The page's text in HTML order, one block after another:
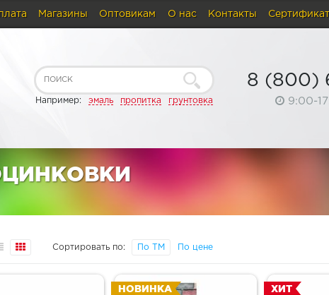
Магазины Оптовикам О нас Контакты
Например: эмаль пропитка грунтовка
8 (800)
9:00-
Сортировать по: По ТМ По цене
НОВИНКА ХИТ